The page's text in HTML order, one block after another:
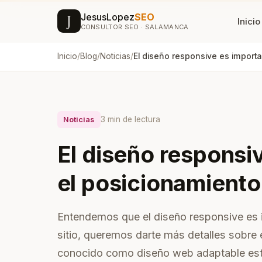
J JesusLopezSEO
CONSULTOR SEO · SALAMANCA Inicio
SEO & VISIBILIDAD
Google
Aparece en ChatGPT,
Agencia SEM · Google
Campañas que convierten
desde 100€/mes
y
Inicio/Blog/Noticias/ El
Noticias 3 min de lectura
El diseño
el
Entendemos que el diseño responsive
sitio, queremos darte más detalles
conocido como diseño web adaptable